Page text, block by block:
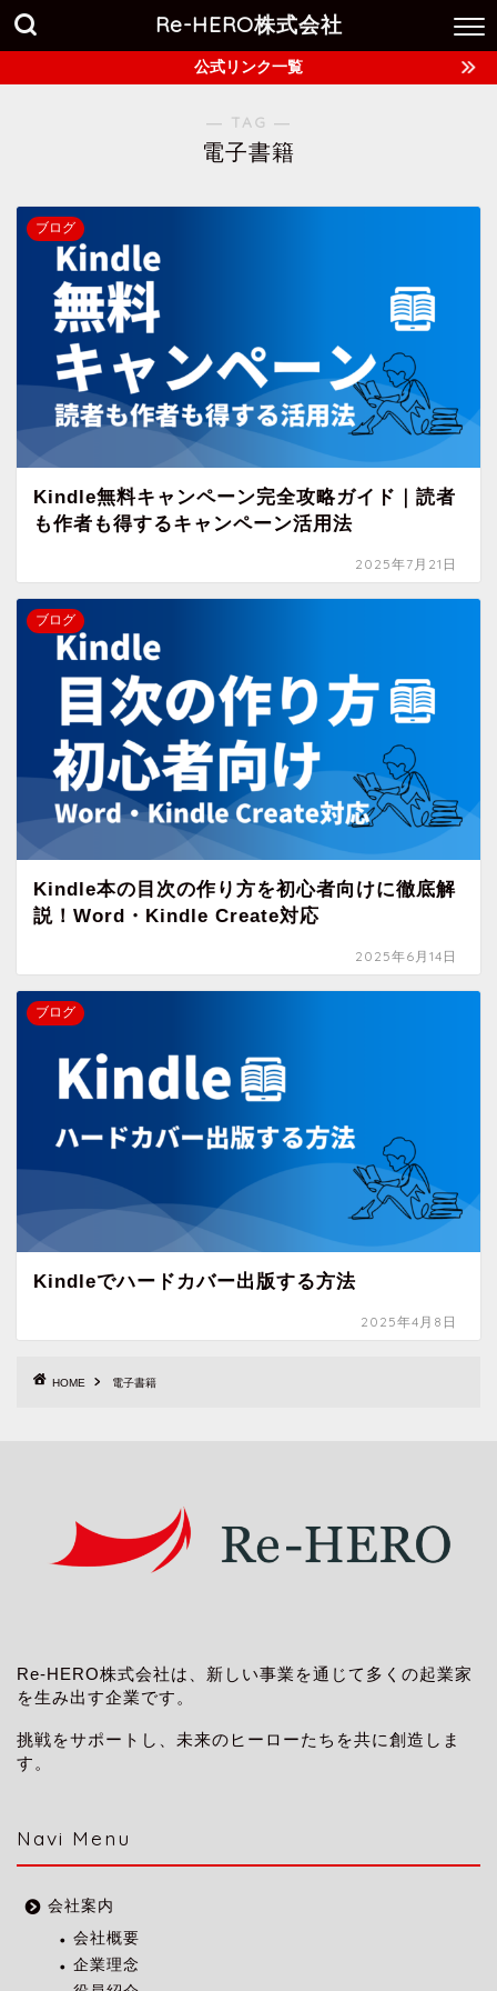
Re-HERO株式会社
公式リンク一覧
― TAG ―
電子書籍
ブログ
Kindle無料キャンペーン完全攻略ガイド｜読者
も作者も得するキャンペーン活用法
2025年7月21日
ブログ
Kindle本の目次の作り方を初心者向けに徹底解
説！Word・Kindle Create対応
2025年6月14日
ブログ
Kindleでハードカバー出版する方法
2025年4月8日
HOME 電子書籍
Re-HERO株式会社は、新しい事業を通じて多くの起業家
を生み出す企業です。
挑戦をサポートし、未来のヒーローたちを共に創造しま
す。
Navi Menu
会社案内
会社概要
企業理念